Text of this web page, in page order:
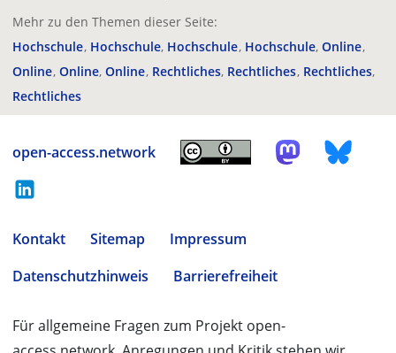
Mehr zu den Themen dieser Seite:
Hochschule Hochschule Hochschule Hochschule Online
Online Online Online Rechtliches Rechtliches Rechtliches
Rechtliches
open-access.network
Kontakt Sitemap
Impressum
Datenschutzhinweis
Barrierefreiheit
Für allgemeine Fragen zum Projekt open-